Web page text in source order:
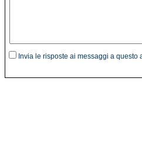
Invia le risposte ai messaggi a